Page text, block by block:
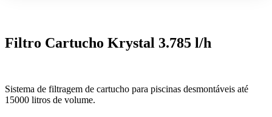
Filtro Cartucho Krystal 3.785 l/h
Sistema de filtragem de cartucho para piscinas desmontáveis até
15000 litros de volume.